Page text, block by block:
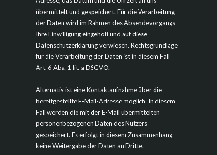
übermittelt und gespeichert. Für die Verarbeitung
der Daten wird im Rahmen des Absendevorgangs
Ihre Einwilligung eingeholt und auf diese
Datenschutzerklärung verwiesen. Rechtsgrundlage
für die Verarbeitung der Daten ist in diesem Fall
Art. 6 Abs. 1 lit. a DSGVO.
Alternativ ist eine Kontaktaufnahme über die
bereitgestellte E-Mail-Adresse möglich. In diesem
Fall werden die mit der E-Mail übermittelten
personenbezogenen Daten des Nutzers
gespeichert. Es erfolgt in diesem Zusammenhang
keine Weitergabe der Daten an Dritte.